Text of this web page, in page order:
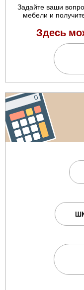
Задайте ваши
мебели и
Здесь